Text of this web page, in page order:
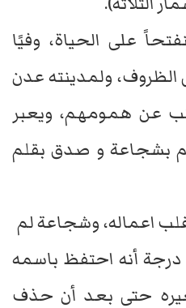
على الحياة، وفيًا
ولمدينته عدن
عن همومهم، ويعبر
بشجاعة و صدق بقلم
اعماله، وشجاعة لم
درجة أنه احتفظ باسمه
حتى بعد أن حذف